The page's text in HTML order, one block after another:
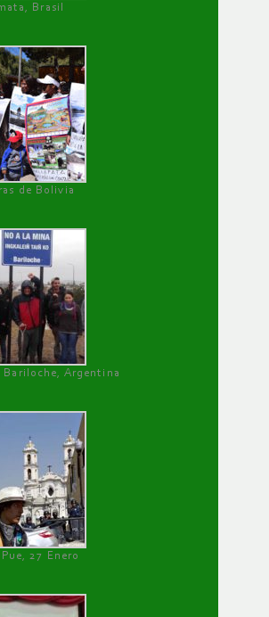
Brasil
de Bolivia
Bariloche, Argentina
27 Enero